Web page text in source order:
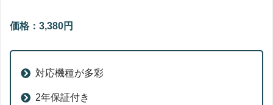
価格：3,380円
対応機種が多彩
2年保証付き